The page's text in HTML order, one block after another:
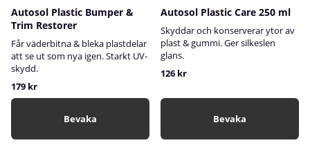
Autosol Plastic Bumper &
Trim Restorer
Får väderbitna & bleka plastdelar
att se ut som nya igen. Starkt UV-
skydd.
179 kr
Bevaka
Autosol Plastic Care 250 ml
Skyddar och konserverar ytor av
plast & gummi. Ger silkeslen
glans.
126 kr
Bevaka